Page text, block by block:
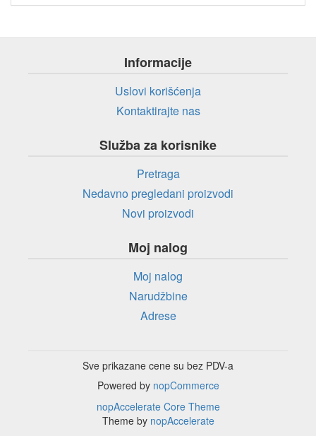
Informacije
Uslovi korišćenja
Kontaktirajte nas
Služba za korisnike
Pretraga
Nedavno pregledani proizvodi
Novi proizvodi
Moj nalog
Moj nalog
Narudžbine
Adrese
Sve prikazane cene su bez PDV-a
Powered by nopCommerce
nopAccelerate Core Theme
Theme by nopAccelerate